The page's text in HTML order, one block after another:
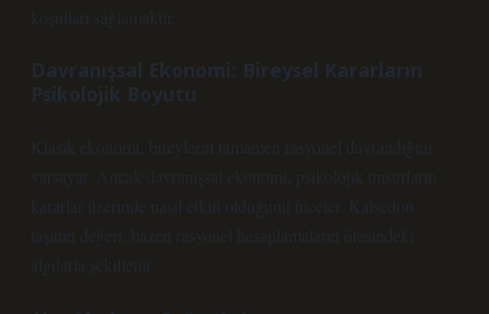
koşulları sağlamaktır.
Davranışsal Ekonomi: Bireysel Kararların
Psikolojik Boyutu
Klasik ekonomi, bireylerin tamamen rasyonel davrandığını
varsayar. Ancak davranışsal ekonomi, psikolojik unsurların
kararlar üzerinde nasıl etkili olduğunu inceler. Kalsedon
taşının değeri, bazen rasyonel hesaplamaların ötesindeki
algılarla şekillenir.